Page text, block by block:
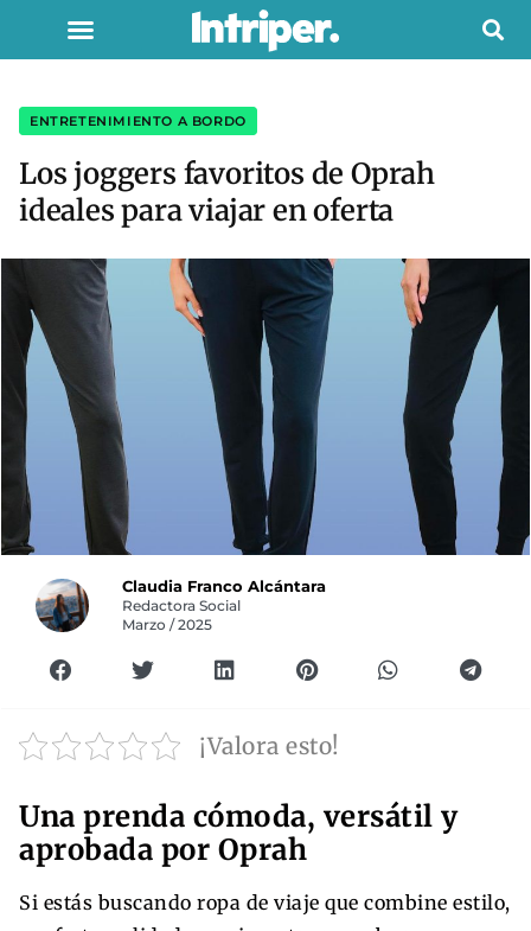
ENTRETENIMIENTO A BORDO
Los joggers favoritos de Oprah
ideales para viajar en oferta
Claudia Franco Alcántara
Redactora Social
Marzo / 2025
¡Valora esto!
Una prenda cómoda, versátil y
aprobada por Oprah
Si estás buscando ropa de viaje que combine estilo,